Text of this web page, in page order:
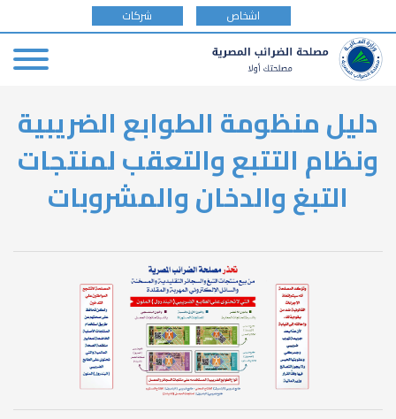
main
content
type
اشخاص شركات
دليل منظومة الطوابع الضريبية
ونظام التتبع والتعقب لمنتجات
التبغ والدخان والمشروبات